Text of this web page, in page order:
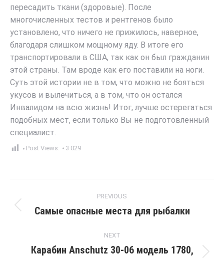
пересадить ткани (здоровые). После
многочисленных тестов и рентгенов было
установлено, что ничего не прижилось, наверное,
благодаря слишком мощному яду. В итоге его
транспортировали в США, так как он был гражданин
этой страны. Там вроде как его поставили на ноги.
Суть этой истории не в том, что можно не бояться
укусов и вылечиться, а в том, что он остался
Инвалидом на всю жизнь! Итог, лучше остерегаться
подобных мест, если только Вы не подготовленный
специалист.
Post Views: 3 029
navigation
PREVIOUS
Previous
Самые опасные места для рыбалки
NEXT
Карабин Anschutz 30-06 модель 1780,